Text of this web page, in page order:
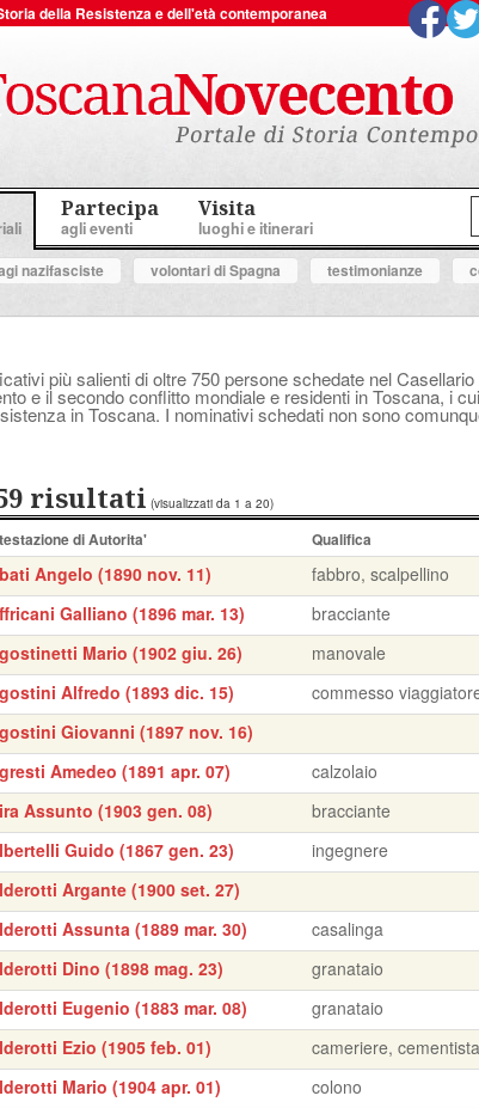
della Resistenza e dell'età contemporanea
Partecipa
agli eventi
Visita
luoghi e itinerari
nazifasciste volontari di Spagna testimonianze
più salienti di oltre 750 persone schedate nel
e il secondo conflitto mondiale e residenti in Toscana, i
in Toscana. I nominativi schedati non sono
risultati (visualizzati da 1 a 20)
di Autorita' Qualifica
Angelo (1890 nov. 11) fabbro, scalpellino
Galliano (1896 mar. 13)
bracciante
Mario (1902 giu. 26)
manovale
Alfredo (1893 dic. 15)
commesso
Giovanni (1897 nov. 16)
Amedeo (1891 apr. 07)
calzolaio
Assunto (1903 gen. 08)
bracciante
Guido (1867 gen. 23)
ingegnere
Argante (1900 set. 27)
Assunta (1889 mar. 30)
casalinga
Dino (1898 mag. 23)
granataio
Eugenio (1883 mar. 08)
granataio
Ezio (1905 feb. 01)
cameriere, cementista
Mario (1904 apr. 01)
colono